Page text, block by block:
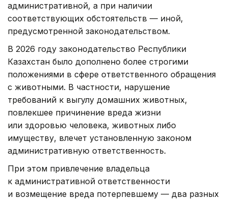
административной, а при наличии
соответствующих обстоятельств — иной,
предусмотренной законодательством.
В 2026 году законодательство Республики
Казахстан было дополнено более строгими
положениями в сфере ответственного обращения
с животными. В частности, нарушение
требований к выгулу домашних животных,
повлекшее причинение вреда жизни
или здоровью человека, животных либо
имуществу, влечет установленную законом
административную ответственность.
При этом привлечение владельца
к административной ответственности
и возмещение вреда потерпевшему — два разных